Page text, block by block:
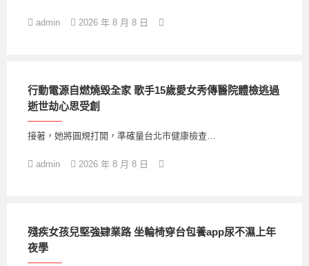
admin 2026 年 8 月 8 日
行動電源自燃燒毀全家 歌手15歲愛女秀傳醫院體檢逃過
逝世劫心思受創
接著，她將圓規打開，準確量台北巿健康檢查…
admin 2026 年 8 月 8 日
殘疾女孩兒堅強肄業路 坐輪椅穿台包養app尿不濕上年
夜學